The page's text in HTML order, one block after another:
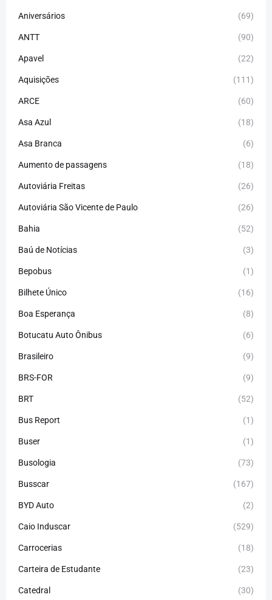
Aniversários (69)
ANTT (90)
Apavel (22)
Aquisições (111)
ARCE (60)
Asa Azul (18)
Asa Branca (6)
Aumento de passagens (18)
Autoviária Freitas (26)
Autoviária São Vicente de Paulo (26)
Bahia (52)
Baú de Notícias (3)
Bepobus (1)
Bilhete Único (16)
Boa Esperança (8)
Botucatu Auto Ônibus (6)
Brasileiro (9)
BRS-FOR (9)
BRT (52)
Bus Report (1)
Buser (1)
Busologia (73)
Busscar (167)
BYD Auto (2)
Caio Induscar (529)
Carrocerias (18)
Carteira de Estudante (23)
Catedral (30)